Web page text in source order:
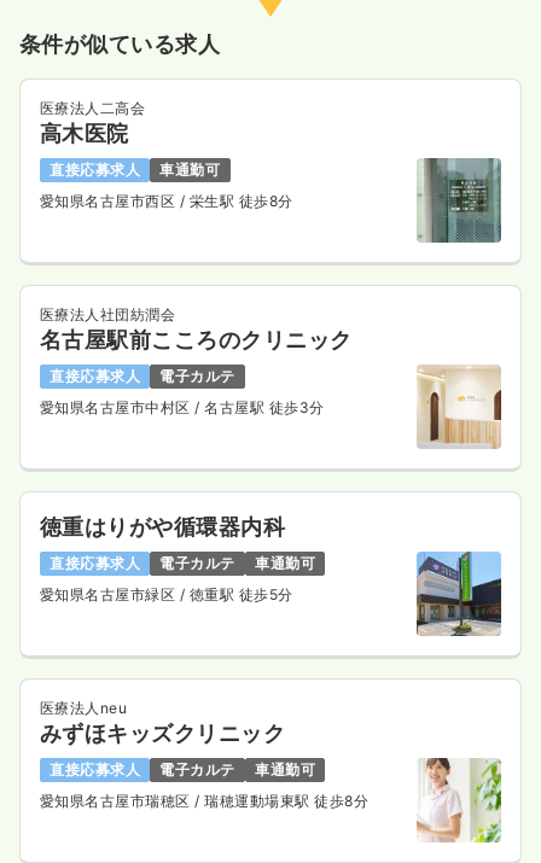
条件が似ている求人
医療法人二高会
高木医院
直接応募求人
車通勤可
愛知県名古屋市西区 / 栄生駅 徒歩8分
医療法人社団紡潤会
名古屋駅前こころのクリニック
直接応募求人
電子カルテ
愛知県名古屋市中村区/ 名古屋駅 徒歩3分
徳重はりがや循環器内科
直接応募求人 電子カルテ
車通勤可
愛知県名古屋市緑区 / 徳重駅 徒歩5分
医療法人neu
みずほキッズクリニック
直接応募求人 電子カルテ
車通勤可
愛知県名古屋市瑞穂区/ 瑞穂運動場東駅 徒歩8分